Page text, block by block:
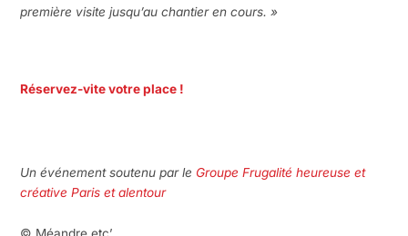
première visite jusqu’au chantier en cours. »
Réservez-vite votre place !
Un événement soutenu par le Groupe Frugalité heureuse et
créative Paris et alentour